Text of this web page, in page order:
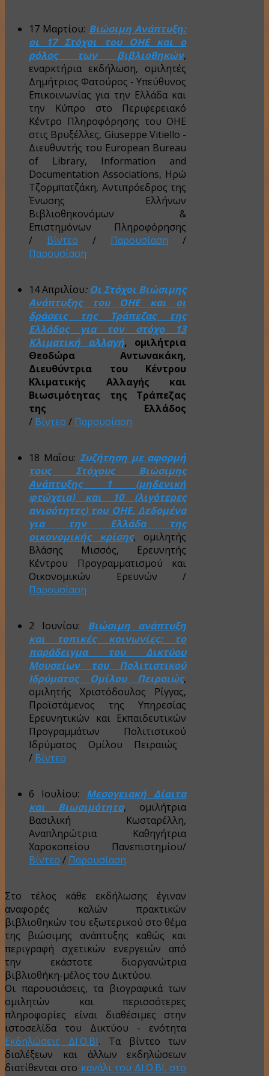
17 Μαρτίου: Βιώσιμη Ανάπτυξη:
οι 17 Στόχοι του ΟΗΕ και ο
ρόλος των βιβλιοθηκών,
εναρκτήρια εκδήλωση, ομιλητές
Δημήτριος Φατούρος - Υπεύθυνος
Επικοινωνίας για την Ελλάδα και
την Κύπρο στο Περιφερειακό
Κέντρο Πληροφόρησης του ΟΗΕ
στις Βρυξέλλες, Giuseppe Vitiello -
Διευθυντής του European Bureau
of Library, Information and
Documentation Associations, Ηρώ
Τζορμπατζάκη, Αντιπρόεδρος της
Ένωσης Ελλήνων
Βιβλιοθηκονόμων &
Επιστημόνων Πληροφόρησης
/ Βίντεο / Παρουσίαση /
Παρουσίαση
14 Απριλίου: Οι Στόχοι Βιώσιμης
Ανάπτυξης του ΟΗΕ και οι
δράσεις της Τράπεζας της
Ελλάδος για τον στόχο 13
Κλιματική αλλαγή, ομιλήτρια
Θεοδώρα Αντωνακάκη,
Διευθύντρια του Κέντρου
Κλιματικής Αλλαγής και
Βιωσιμότητας της Τράπεζας
της Ελλάδος
/ Βίντεο / Παρουσίαση
18 Μαΐου: Συζήτηση με αφορμή
τους Στόχους Βιώσιμης
Ανάπτυξης 1 (μηδενική
φτώχεια) και 10 (λιγότερες
ανισότητες) του ΟΗΕ. Δεδομένα
για την Ελλάδα της
οικονομικής κρίσης,
ομιλητής
Βλάσης Μισσός, Ερευνητής
Κέντρου Προγραμματισμού και
Οικονομικών Ερευνών/
Παρουσίαση
2 Ιουνίου: Βιώσιμη ανάπτυξη
και τοπικές κοινωνίες: το
παράδειγμα του Δικτύου
Μουσείων του Πολιτιστικού
Ιδρύματος Ομίλου Πειραιώς,
ομιλητής Χριστόδουλος Ρίγγας,
Προϊστάμενος της Υπηρεσίας
Ερευνητικών και Εκπαιδευτικών
Προγραμμάτων Πολιτιστικού
Ιδρύματος Ομίλου Πειραιώς
/ Βίντεο
6 Ιουλίου: Μεσογειακή Δίαιτα
και Βιωσιμότητα,
ομιλήτρια
Βασιλική Κωσταρέλλη,
Αναπληρώτρια Καθηγήτρια
Χαροκοπείου Πανεπιστημίου/
Βίντεο / Παρουσίαση
Στο τέλος κάθε εκδήλωσης έγιναν
αναφορές καλών πρακτικών
βιβλιοθηκών του εξωτερικού στο θέμα
της βιώσιμης ανάπτυξης καθώς και
περιγραφή σχετικών ενεργειών από
την εκάστοτε διοργανώτρια
βιβλιοθήκη-μέλος του Δικτύου.
Οι παρουσιάσεις, τα βιογραφικά των
ομιλητών και περισσότερες
πληροφορίες είναι διαθέσιμες στην
ιστοσελίδα του Δικτύου - ενότητα
Εκδηλώσεις ΔΙ.Ο.ΒΙ. Τα βίντεο των
διαλέξεων και άλλων εκδηλώσεων
διατίθενται στο κανάλι του ΔΙ.Ο.ΒΙ. στο